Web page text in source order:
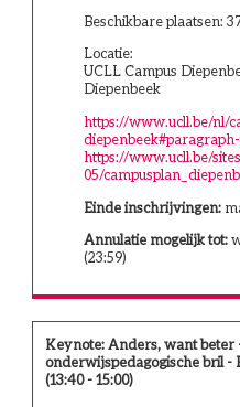
Beschikbare plaatsen:
Locatie:
UCLL Campus
Diepenbeek
https://www.ucll.be/nl/
https://www.ucll.be/
05/
Einde inschrijvingen:
Annulatie mogelijk tot:
(23:59)
Keynote: Anders, want
onderwijspedagogische bril -
(13:40 - 15:00)